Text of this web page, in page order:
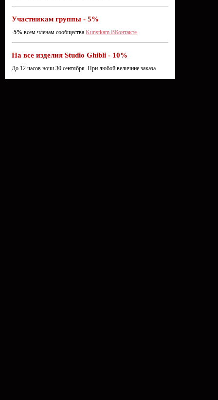
Участникам группы - 5%
-5% всем членам сообщества Kunstkam ВКонтакте
На все изделия Studio Ghibli - 10%
До 12 часов ночи 30 сентября. При любой величине заказа